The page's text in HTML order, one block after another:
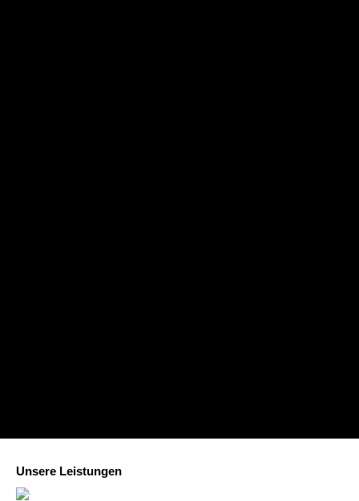
Unsere Leistungen